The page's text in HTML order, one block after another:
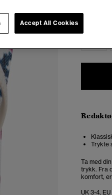
Velg
Trykte
Ta med
trykk. Fra
komfort,
UK 3-4,
Accept All Cookies